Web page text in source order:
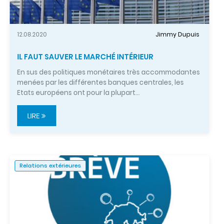
12.08.2020 Jimmy Dupuis
IL FAUT SAUVER LE MARCHÉ INTÉRIEUR
En sus des politiques monétaires très accommodantes
menées par les différentes banques centrales, les
Etats européens ont pour la plupart…
LIRE
Relations extérieures